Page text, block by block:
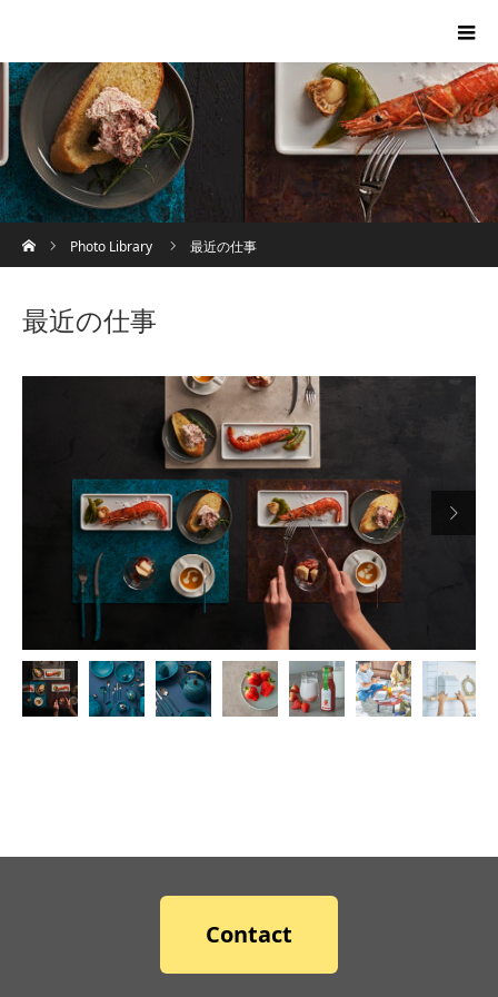
Photo Library
最近の仕事
最近の仕事

Contact